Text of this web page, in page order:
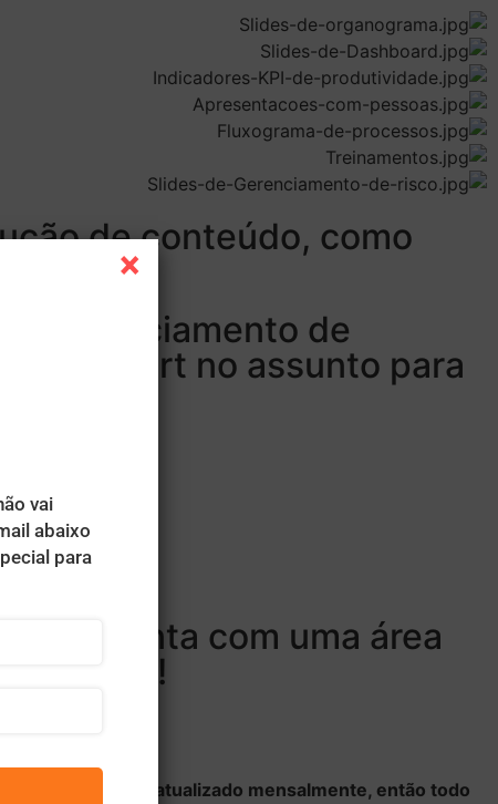
de conteúdo, como
e gerenciamento de
expert no assunto para
ele conta com uma área
você!
o mesmo será atualizado mensalmente, então todo